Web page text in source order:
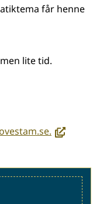
får henne
lite tid.
(avautuu
siirryt
toiseen